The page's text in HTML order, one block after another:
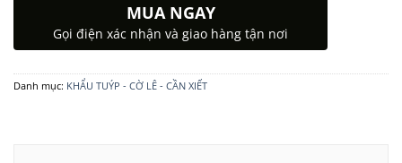
MUA NGAY
Gọi điện xác nhận và giao hàng tận nơi
Danh mục: KHẨU TUÝP - CỜ LÊ - CẦN XIẾT